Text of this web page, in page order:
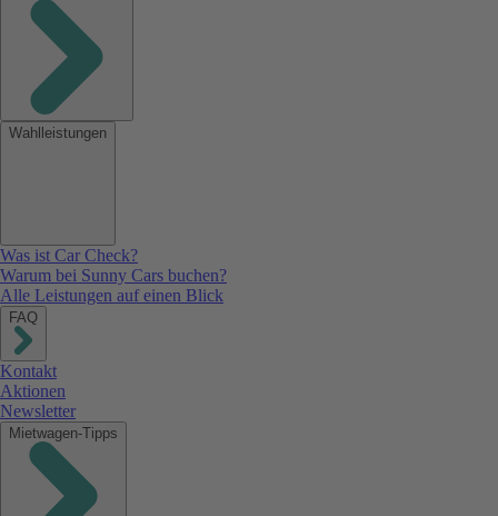
Wahlleistungen
Was ist Car Check?
Warum bei Sunny Cars buchen?
Alle Leistungen auf einen Blick
FAQ
Kontakt
Aktionen
Newsletter
Mietwagen-Tipps